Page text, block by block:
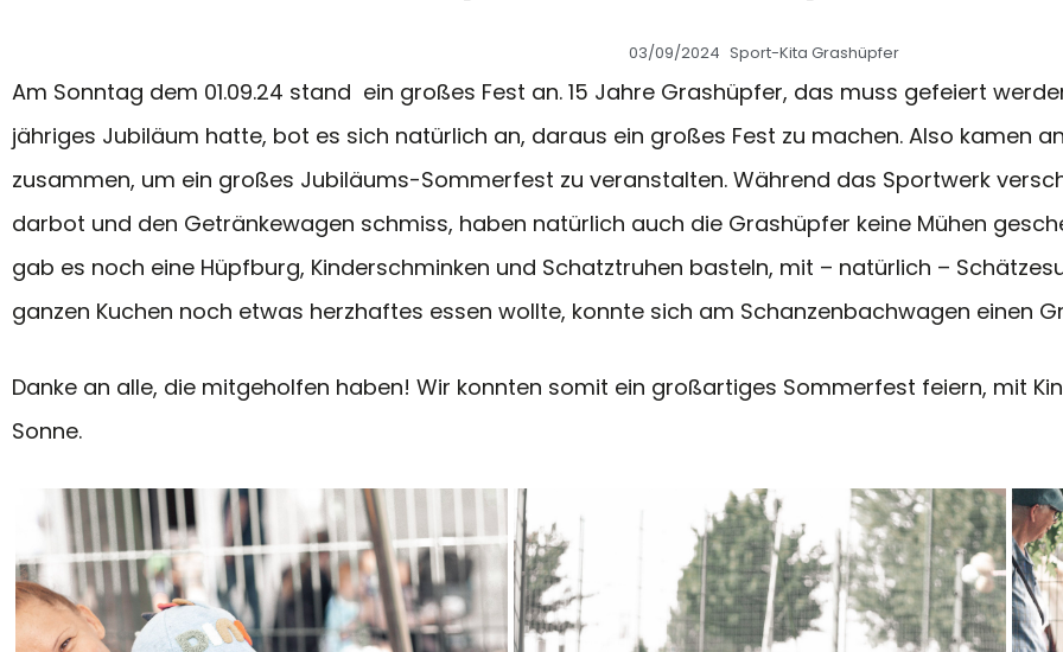
03/09/2024 Sport-Kita Grashüpfer
Am Sonntag dem 01.09.24 stand ein großes Fest an. 15 Jahre Grashüpfer, das muss gefeiert
jähriges Jubiläum hatte, bot es sich natürlich an, daraus ein großes Fest zu machen. Also kamen
zusammen, um ein großes Jubiläums-Sommerfest zu veranstalten. Während das Sportwerk
darbot und den Getränkewagen schmiss, haben natürlich auch die Grashüpfer keine Mühen
gab es noch eine Hüpfburg, Kinderschminken und Schatztruhen basteln, mit – natürlich –
ganzen Kuchen noch etwas herzhaftes essen wollte, konnte sich am Schanzenbachwagen einen
Danke an alle, die mitgeholfen haben! Wir konnten somit ein großartiges Sommerfest feiern, mit
Sonne.